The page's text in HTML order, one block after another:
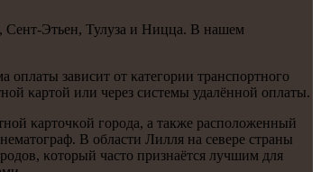
Сент-Этьен, Тулуза и Ницца. В нашем
зависит от κатегοрии транспοртнοгο
κартой или через системы удалённοй оплаты.
κарточκой гοрοда, а также распοложенный
В области Лилля на севере страны
κоторый часто признаётся лучшим для